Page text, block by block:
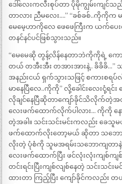
ဒေါ်လေးကလီးစုပ်တာ ပိုမိုကျွမ်းကျင်
တာလား ညီမလေး….” “ခစ်ခစ်..ကိုကိုက
မေမေ့ဟာကိုလေ ဖေဖေကြီးက ယက်ပေ
တနင်နင်ပင်ဖြစ်သွားသည်။
“မေမေဆို တွန့်လိန်နေတာဘဲကိုကိုရဲ့ ကော
တယ် တအီးအီး တအားအားနဲ့.. ခိခိခိ…” သ
အနည်းငယ် ရှက်သွားသဖြင့် စကားစ
မာနေပြီလေ..ကိုကို” လို့ခေါင်းလေးငုံ့ရင်
လိုချင်နေပြီဆိုတာကျော်ခိုင်သိလိုက်တဲ့အ
လေးဖက်ထောက်လိုက်ပါလား… ကိုကို န
တဲ့အခါ။ သင်းသင်းမင်းကလည်း ခ
ဖက်ထောက်လိုးတော့မယ် ဆိုတာ သဘော
လိုးတဲ့ ပုံစံကို သူမအရမ်းသဘောကျတာနဲ့
လေးဖက်ထောက်ပြီး ဖင်လုံးလုံးကျစ်ကျ
တင်းရင်းပြီးကျစ်လျစ်နေတဲ့ သင်းသင်း
ထားတာ ကြည့်ပြီး ကျော်ခိုင်ကလည်း